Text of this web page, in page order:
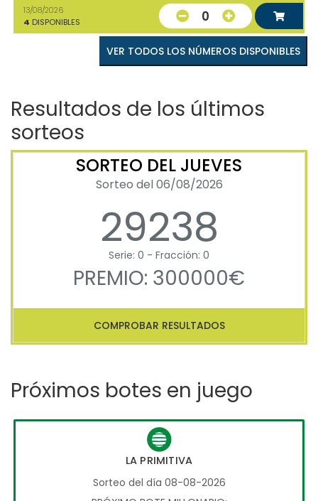
13/08/2026
4 DISPONIBLES 0
VER TODOS LOS NÚMEROS DISPONIBLES
Resultados de los últimos
sorteos
SORTEO DEL JUEVES
Sorteo del 06/08/2026
29238
Serie: 0 - Fracción: 0
PREMIO: 300000€
COMPROBAR RESULTADOS
Próximos botes en juego
LA PRIMITIVA
Sorteo del día 08-08-2026